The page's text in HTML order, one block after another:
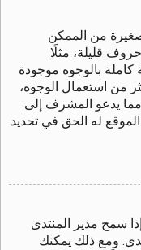
صغيرة من الممكن
قليلة، مثلًا
كاملة بالوجوه موجودة
من استعمال الوجوه،
مما يدعو المشرف إلى
له الحق في تحديد
سمح مدير المنتدى
ومع ذلك يمكنك